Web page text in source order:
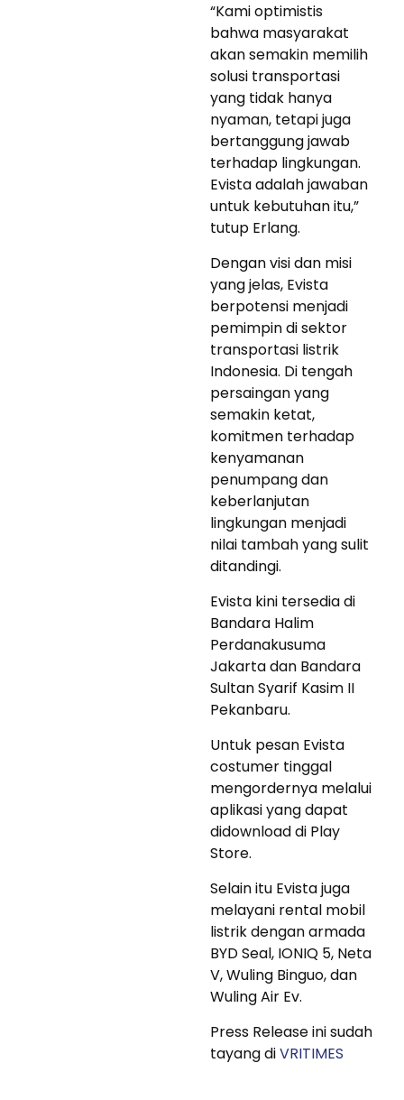
“Kami optimistis
bahwa masyarakat
akan semakin memilih
solusi transportasi
yang tidak hanya
nyaman, tetapi juga
bertanggung jawab
terhadap lingkungan.
Evista adalah jawaban
untuk kebutuhan itu,”
tutup Erlang.
Dengan visi dan misi
yang jelas, Evista
berpotensi menjadi
pemimpin di sektor
transportasi listrik
Indonesia. Di tengah
persaingan yang
semakin ketat,
komitmen terhadap
kenyamanan
penumpang dan
keberlanjutan
lingkungan menjadi
nilai tambah yang sulit
ditandingi.
Evista kini tersedia di
Bandara Halim
Perdanakusuma
Jakarta dan Bandara
Sultan Syarif Kasim II
Pekanbaru.
Untuk pesan Evista
costumer tinggal
mengordernya melalui
aplikasi yang dapat
didownload di Play
Store.
Selain itu Evista juga
melayani rental mobil
listrik dengan armada
BYD Seal, IONIQ 5, Neta
V, Wuling Binguo, dan
Wuling Air Ev.
Press Release ini sudah
tayang diVRITIMES